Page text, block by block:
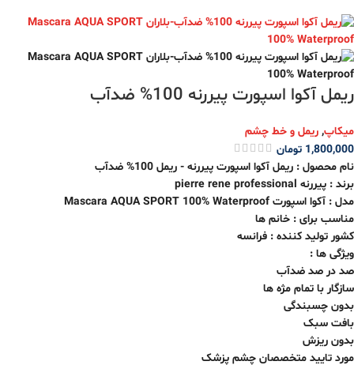
ریمل آکوا اسپورت پیررنه 100% ضدآب
میکاپ, ریمل و خط چشم
1,800,000 تومان
نام محصول : ریمل آکوا اسپورت پیررنه - ریمل 100% ضدآب
برند : پیررنه pierre rene professional
مدل : آکوا اسپورت Mascara AQUA SPORT 100% Waterproof
مناسب برای : خانم ها
کشور تولید کننده : فرانسه
ویژگی ها :
صد در صد ضدآب
سازگار با تمام مژه ها
بدون چسبندگی
بافت سبک
بدون ریزش
مورد تایید متخصصان چشم پزشک